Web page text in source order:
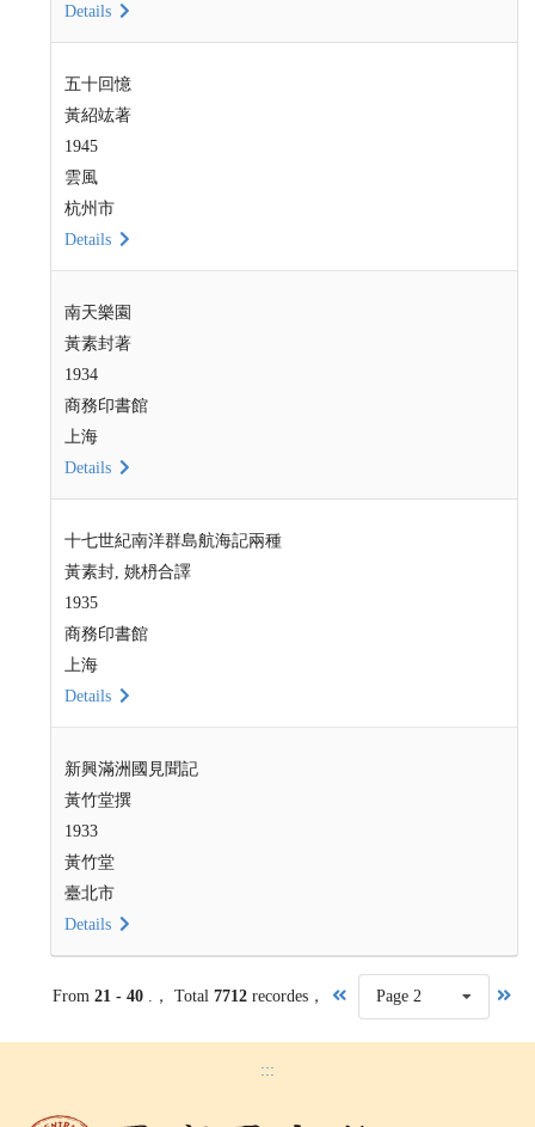
Details
五十回憶
黃紹竑著
1945
雲風
杭州市
Details
南天樂園
黃素封著
1934
商務印書館
上海
Details
十七世紀南洋群島航海記兩種
黃素封, 姚枬合譯
1935
商務印書館
上海
Details
新興滿洲國見聞記
黃竹堂撰
1933
黃竹堂
臺北市
Details
From 21 - 40 .， Total 7712recordes， Page 2
:::